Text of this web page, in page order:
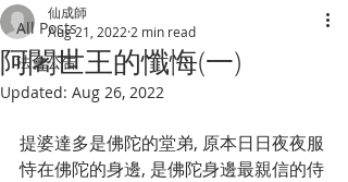
All Posts
法會公告
阿闍世王的懺悔(一)
仙成師
Aug 21, 2022 2 min read
Updated: Aug 26, 2022
提婆達多是佛陀的堂弟, 原本日日夜夜服
恃在佛陀的身邊, 是佛陀身邊最親信的侍